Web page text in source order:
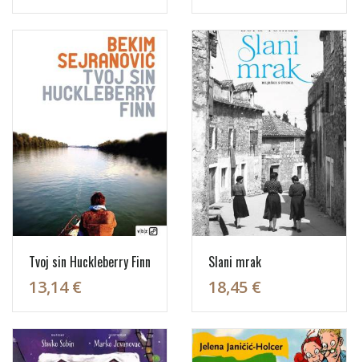
Tvoj sin Huckleberry Finn
13,14 €
Slani mrak
18,45 €